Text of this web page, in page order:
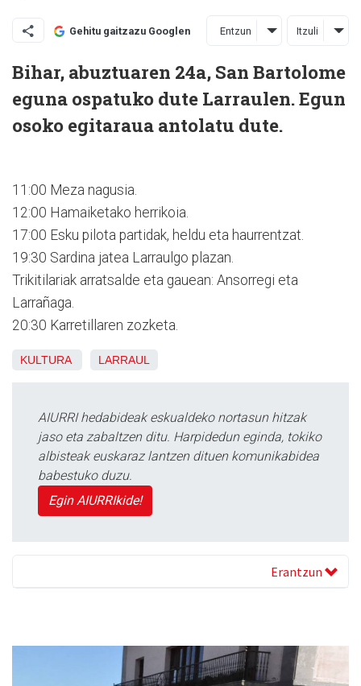
Gehitu gaitzazu Googlen Entzun Itzuli
Bihar, abuztuaren 24a, San Bartolome
eguna ospatuko dute Larraulen. Egun
osoko egitaraua antolatu dute.
11:00 Meza nagusia.
12:00 Hamaiketako herrikoia.
17:00 Esku pilota partidak, heldu eta haurrentzat.
19:30 Sardina jatea Larraulgo plazan.
Trikitilariak arratsalde eta gauean: Ansorregi eta
Larrañaga.
20:30 Karretillaren zozketa.
KULTURA LARRAUL
AIURRI hedabideak eskualdeko nortasun hitzak
jaso eta zabaltzen ditu. Harpidedun eginda, tokiko
albisteak euskaraz lantzen dituen komunikabidea
babestuko duzu.
Egin AIURRIkide!
Erantzun